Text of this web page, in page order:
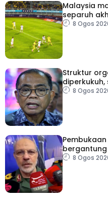
Malaysia
separuh
ASEAN Cup
8 Ogos
Struktur
diperkukuh,
8 Ogos
AS – IRGC
8 Ogos